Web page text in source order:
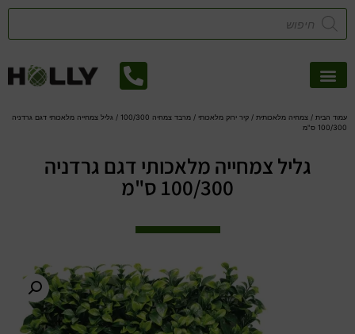
עמוד הבית / צמחיה מלאכותית / קיר ירוק מלאכותי / מרבד צמחיה 100/300
/ גליל צמחייה מלאכותי דגם גרדניה
100/300 ס"מ
גליל צמחייה מלאכותי דגם גרדניה
100/300 ס"מ